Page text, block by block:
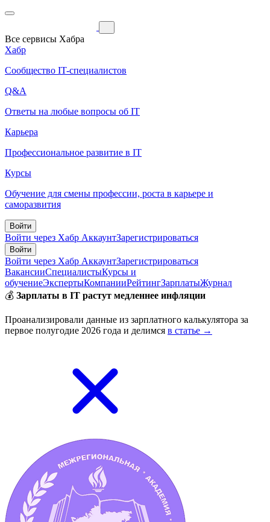
Все сервисы Хабра
Хабр
Сообщество IT-специалистов
Q&A
Ответы на любые вопросы об IT
Карьера
Профессиональное развитие в IT
Курсы
Обучение для смены профессии, роста в карьере и
саморазвития
Войти
Войти через Хабр АккаунтЗарегистрироваться
Войти
Войти через Хабр АккаунтЗарегистрироваться
ВакансииСпециалистыКурсы и
обучениеЭкспертыКомпанииРейтингЗарплатыЖурнал
💰 Зарплаты в IT растут медленнее инфляции
Проанализировали данные из зарплатного калькулятора за
первое полугодие 2026 года и делимся в статье →